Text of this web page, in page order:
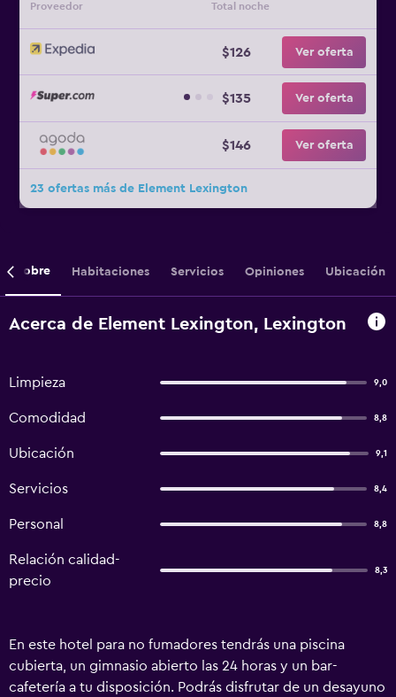
Proveedor Total noche
$126 Ver oferta
$135 Ver oferta
$146 Ver oferta
23 ofertas más de Element Lexington
Sobre Habitaciones Servicios Opiniones Ubicación
Acerca de Element Lexington, Lexington
Limpieza 9,0
Comodidad 8,8
Ubicación 9,1
Servicios 8,4
Personal 8,8
Relación calidad-
precio
8,3
En este hotel para no fumadores tendrás una piscina
cubierta, un gimnasio abierto las 24 horas y un bar-
cafetería a tu disposición. Podrás disfrutar de un desayuno